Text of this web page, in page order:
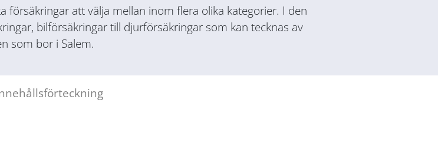
försäkringar att välja mellan inom flera olika kategorier. I den
bilförsäkringar till djurförsäkringar som kan tecknas av
som bor i Salem.